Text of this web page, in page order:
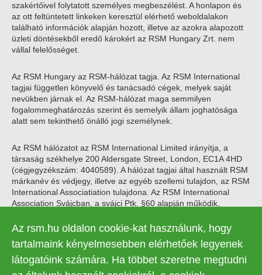
szakértőivel folytatott személyes megbeszélést. A honlapon és
az ott feltüntetett linkeken keresztül elérhető weboldalakon
található információk alapján hozott, illetve az azokra alapozott
üzleti döntésekből eredő károkért az RSM Hungary Zrt. nem
vállal felelősséget.
Az RSM Hungary az RSM-hálózat tagja. Az RSM International
tagjai független könyvelő és tanácsadó cégek, melyek saját
nevükben járnak el. Az RSM-hálózat maga semmilyen
fogalommeghatározás szerint és semelyik állam joghatósága
alatt sem tekinthető önálló jogi személynek.
Az RSM hálózatot az RSM International Limited irányítja, a
társaság székhelye 200 Aldersgate Street, London, EC1A 4HD
(cégjegyzékszám: 4040589). A hálózat tagjai által használt RSM
márkanév és védjegy, illetve az egyéb szellemi tulajdon, az RSM
International Associatiation tulajdona. Az RSM International
Association Svájcban, a svájci Ptk. §60 alapján működik,
© 2026 RSM Hungary Zrt. | Minden jog fenntartva
Adatkezelési tájékoztató
Az rsm.hu oldalon cookie-kat használunk, hogy
tartalmaink kényelmesebben elérhetőek legyenek
látogatóink számára. Ha többet szeretne megtudni